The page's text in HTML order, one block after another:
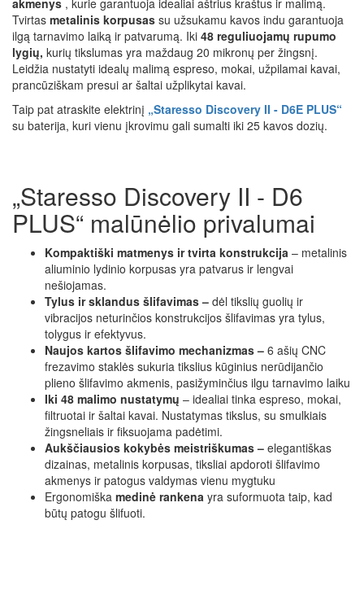
akmenys , kurie garantuoja idealiai aštrius kraštus ir malimą.
Tvirtas metalinis korpusas su užsukamu kavos indu garantuoja
ilgą tarnavimo laiką ir patvarumą. Iki 48 reguliuojamų rupumo
lygių, kurių tikslumas yra maždaug 20 mikronų per žingsnį.
Leidžia nustatyti idealų malimą espreso, mokai, užpilamai kavai,
prancūziškam presui ar šaltai užplikytai kavai.
Taip pat atraskite elektrinį „Staresso Discovery II - D6E PLUS“
su baterija, kuri vienu įkrovimu gali sumalti iki 25 kavos dozių.
„Staresso Discovery II - D6
PLUS“ malūnėlio privalumai
Kompaktiški matmenys ir tvirta konstrukcija – metalinis
aliuminio lydinio korpusas yra patvarus ir lengvai
nešiojamas.
Tylus ir sklandus šlifavimas – dėl tikslių guolių ir
vibracijos neturinčios konstrukcijos šlifavimas yra tylus,
tolygus ir efektyvus.
Naujos kartos šlifavimo mechanizmas – 6 ašių CNC
frezavimo staklės sukuria tikslius kūginius nerūdijančio
plieno šlifavimo akmenis, pasižyminčius ilgu tarnavimo laiku
Iki 48 malimo nustatymų – idealiai tinka espreso, mokai,
filtruotai ir šaltai kavai. Nustatymas tikslus, su smulkiais
žingsneliais ir fiksuojama padėtimi.
Aukščiausios kokybės meistriškumas – elegantiškas
dizainas, metalinis korpusas, tiksliai apdoroti šlifavimo
akmenys ir patogus valdymas vienu mygtuku
Ergonomiška medinė rankena yra suformuota taip, kad
būtų patogu šlifuoti.